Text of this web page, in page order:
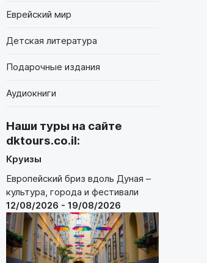
Еврейский мир
Детская литература
Подарочные издания
Аудиокниги
Наши туры на сайте
dktours.co.il:
Круизы
Европейский бриз вдоль Дуная –
культура, города и фестивали
12/08/2026 - 19/08/2026